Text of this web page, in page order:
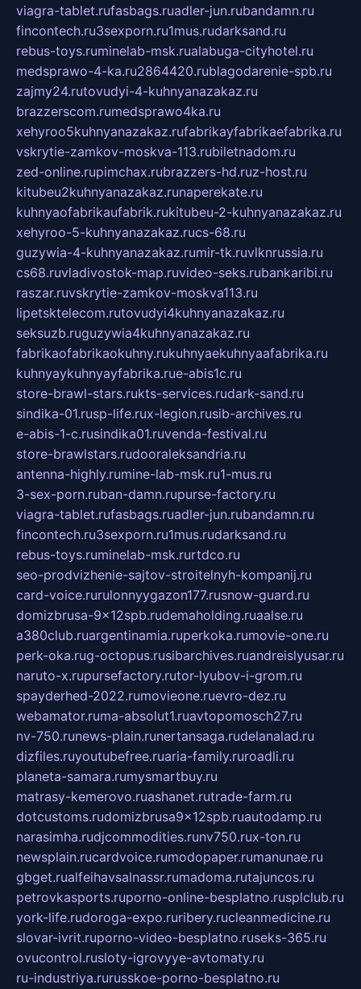
viagra-tablet.rufasbags.ruadler-jun.rubandamn.ru
fincontech.ru3sexporn.ru1mus.rudarksand.ru
rebus-toys.ruminelab-msk.rualabuga-cityhotel.ru
medsprawo-4-ka.ru2864420.rublagodarenie-spb.ru
zajmy24.rutovudyi-4-kuhnyanazakaz.ru
brazzerscom.rumedsprawo4ka.ru
xehyroo5kuhnyanazakaz.rufabrikayfabrikaefabrika.ru
vskrytie-zamkov-moskva-113.rubiletnadom.ru
zed-online.rupimchax.rubrazzers-hd.ruz-host.ru
kitubeu2kuhnyanazakaz.runaperekate.ru
kuhnyaofabrikaufabrik.rukitubeu-2-kuhnyanazakaz.ru
xehyroo-5-kuhnyanazakaz.rucs-68.ru
guzywia-4-kuhnyanazakaz.rumir-tk.ruvlknrussia.ru
cs68.ruvladivostok-map.ruvideo-seks.rubankaribi.ru
raszar.ruvskrytie-zamkov-moskva113.ru
lipetsktelecom.rutovudyi4kuhnyanazakaz.ru
seksuzb.ruguzywia4kuhnyanazakaz.ru
fabrikaofabrikaokuhny.rukuhnyaekuhnyaafabrika.ru
kuhnyaykuhnyayfabrika.rue-abis1c.ru
store-brawl-stars.rukts-services.rudark-sand.ru
sindika-01.rusp-life.rux-legion.rusib-archives.ru
e-abis-1-c.rusindika01.ruvenda-festival.ru
store-brawlstars.rudooraleksandria.ru
antenna-highly.rumine-lab-msk.ru1-mus.ru
3-sex-porn.ruban-damn.rupurse-factory.ru
viagra-tablet.rufasbags.ruadler-jun.rubandamn.ru
fincontech.ru3sexporn.ru1mus.rudarksand.ru
rebus-toys.ruminelab-msk.rurtdco.ru
seo-prodvizhenie-sajtov-stroitelnyh-kompanij.ru
card-voice.rurulonnyygazon177.rusnow-guard.ru
domizbrusa-9x12spb.rudemaholding.ruaalse.ru
a380club.ruargentinamia.ruperkoka.rumovie-one.ru
perk-oka.rug-octopus.rusibarchives.ruandreislyusar.ru
naruto-x.rupursefactory.rutor-lyubov-i-grom.ru
spayderhed-2022.rumovieone.ruevro-dez.ru
webamator.ruma-absolut1.ruavtopomosch27.ru
nv-750.runews-plain.runertansaga.rudelanalad.ru
dizfiles.ruyoutubefree.ruaria-family.ruroadli.ru
planeta-samara.rumysmartbuy.ru
matrasy-kemerovo.ruashanet.rutrade-farm.ru
dotcustoms.rudomizbrusa9x12spb.ruautodamp.ru
narasimha.rudjcommodities.runv750.rux-ton.ru
newsplain.rucardvoice.rumodopaper.rumanunae.ru
gbget.rualfeihavsalnassr.rumadoma.rutajuncos.ru
petrovkasports.ruporno-online-besplatno.rusplclub.ru
york-life.rudoroga-expo.ruribery.rucleanmedicine.ru
slovar-ivrit.ruporno-video-besplatno.ruseks-365.ru
ovucontrol.rusloty-igrovyye-avtomaty.ru
ru-industriya.rurusskoe-porno-besplatno.ru